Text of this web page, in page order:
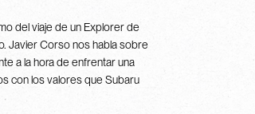
del viaje de un Explorer de
Javier Corso nos habla sobre
a la hora de enfrentar una
con los valores que Subaru